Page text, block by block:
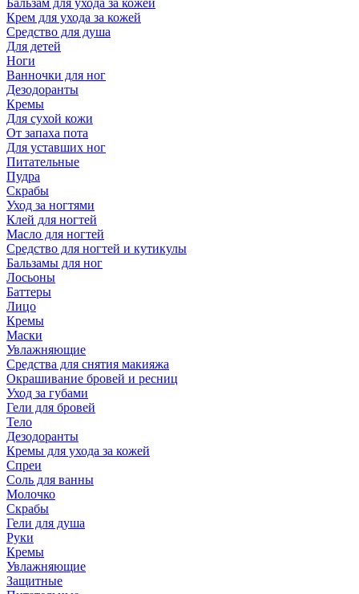
Бальзам для ухода за кожей
Крем для ухода за кожей
Средство для душа
Для детей
Ноги
Ванночки для ног
Дезодоранты
Кремы
Для сухой кожи
От запаха пота
Для уставших ног
Питательные
Пудра
Скрабы
Уход за ногтями
Клей для ногтей
Масло для ногтей
Средство для ногтей и кутикулы
Бальзамы для ног
Лосьоны
Баттеры
Лицо
Кремы
Маски
Увлажняющие
Средства для снятия макияжа
Окрашивание бровей и ресниц
Уход за губами
Гели для бровей
Тело
Дезодоранты
Кремы для ухода за кожей
Спреи
Соль для ванны
Молочко
Скрабы
Гели для душа
Руки
Кремы
Увлажняющие
Защитные